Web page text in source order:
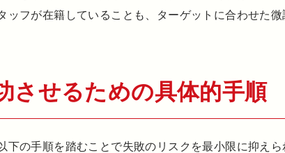
フが在籍していることも、ターゲットに合わせた
させるための具体的手順
の手順を踏むことで失敗のリスクを最小限に抑えら